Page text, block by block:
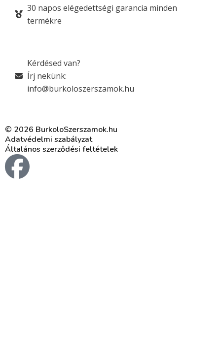
30 napos elégedettségi garancia minden
termékre
Kérdésed van?
Írj nekünk:
info@burkoloszerszamok.hu
© 2026 BurkoloSzerszamok.hu
Adatvédelmi szabályzat
Általános szerződési feltételek
F